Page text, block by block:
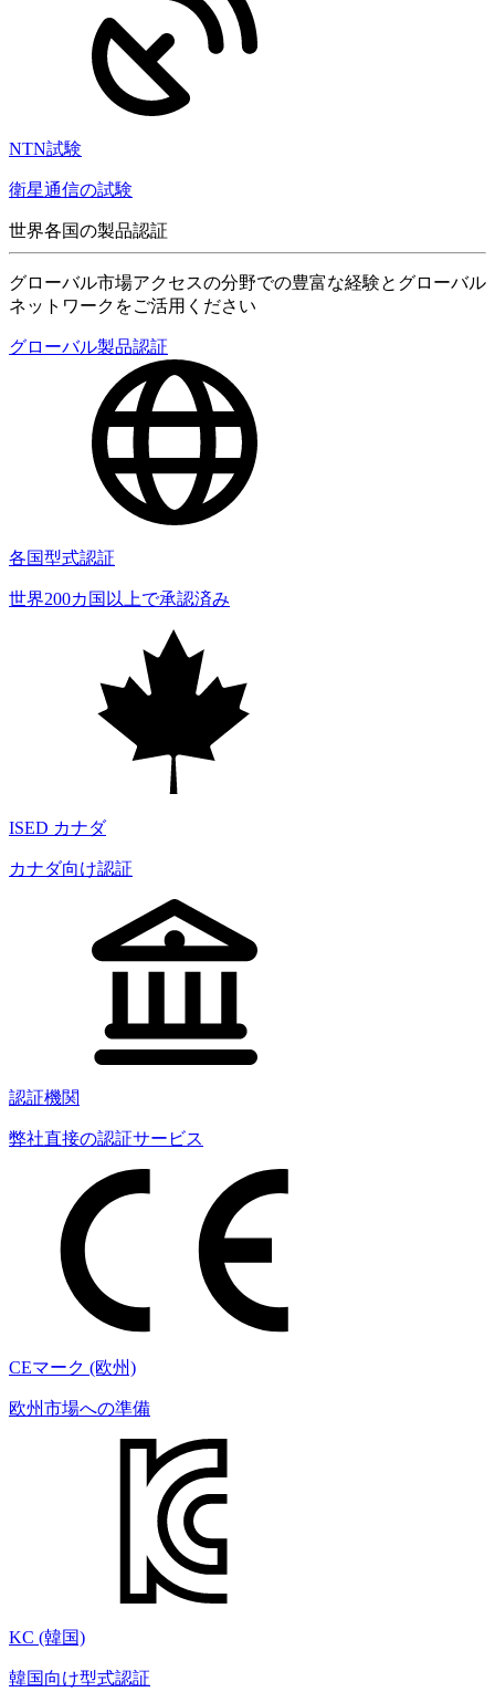
NTN試験
衛星通信の試験
世界各国の製品認証
グローバル市場アクセスの分野での豊富な経験とグローバル
ネットワークをご活用ください
グローバル製品認証
各国型式認証
世界200カ国以上で承認済み
ISED カナダ
カナダ向け認証
認証機関
弊社直接の認証サービス
CEマーク (欧州)
欧州市場への準備
KC (韓国)
韓国向け型式認証